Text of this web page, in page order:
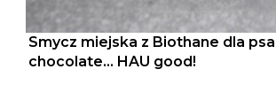
Smycz miejska z Biothane dla
chocolate... HAU good!